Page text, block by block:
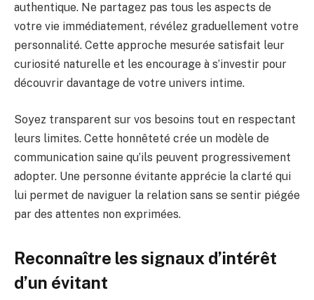
authentique. Ne partagez pas tous les aspects de
votre vie immédiatement, révélez graduellement votre
personnalité. Cette approche mesurée satisfait leur
curiosité naturelle et les encourage à s’investir pour
découvrir davantage de votre univers intime.
Soyez transparent sur vos besoins tout en respectant
leurs limites. Cette honnêteté crée un modèle de
communication saine qu’ils peuvent progressivement
adopter. Une personne évitante apprécie la clarté qui
lui permet de naviguer la relation sans se sentir piégée
par des attentes non exprimées.
Reconnaître les signaux d’intérêt
d’un évitant